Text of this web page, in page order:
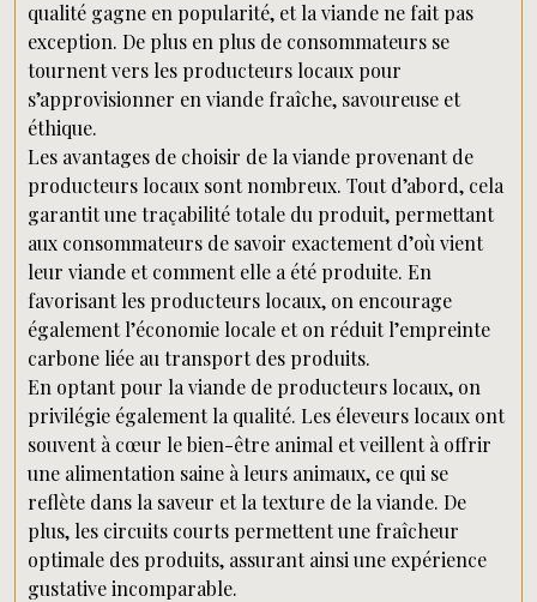
qualité gagne en popularité, et la viande ne fait pas
exception. De plus en plus de consommateurs se
tournent vers les producteurs locaux pour
s’approvisionner en viande fraîche, savoureuse et
éthique.
Les avantages de choisir de la viande provenant de
producteurs locaux sont nombreux. Tout d’abord, cela
garantit une traçabilité totale du produit, permettant
aux consommateurs de savoir exactement d’où vient
leur viande et comment elle a été produite. En
favorisant les producteurs locaux, on encourage
également l’économie locale et on réduit l’empreinte
carbone liée au transport des produits.
En optant pour la viande de producteurs locaux, on
privilégie également la qualité. Les éleveurs locaux ont
souvent à cœur le bien-être animal et veillent à offrir
une alimentation saine à leurs animaux, ce qui se
reflète dans la saveur et la texture de la viande. De
plus, les circuits courts permettent une fraîcheur
optimale des produits, assurant ainsi une expérience
gustative incomparable.